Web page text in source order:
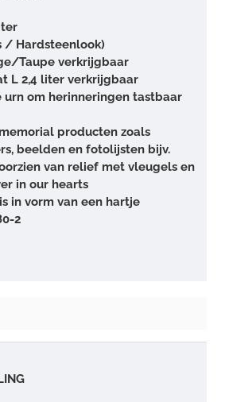
/ Hardsteenlook)
Taupe verkrijgbaar
L 2,4 liter verkrijgbaar
urn om herinneringen tastbaar
producten zoals
beelden en fotolijsten bijv.
van relief met vleugels en
in our hearts
in vorm van een hartje
2